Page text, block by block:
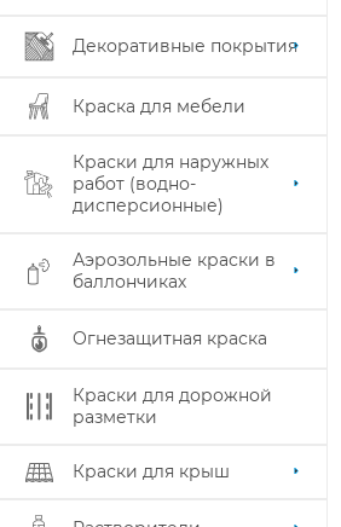
Декоративные покрытия
Краска для мебели
Краски для наружных
работ (водно-
дисперсионные)
Аэрозольные краски в
баллончиках
Огнезащитная краска
Краски для дорожной
разметки
Краски для крыш